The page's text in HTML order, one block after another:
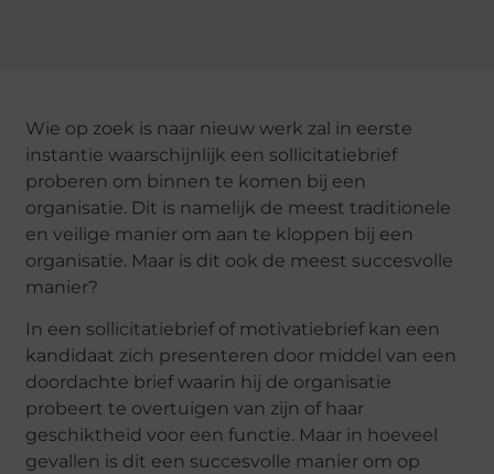
Wie op zoek is naar nieuw werk zal in eerste
instantie waarschijnlijk een sollicitatiebrief
proberen om binnen te komen bij een
organisatie. Dit is namelijk de meest traditionele
en veilige manier om aan te kloppen bij een
organisatie. Maar is dit ook de meest succesvolle
manier?
In een sollicitatiebrief of motivatiebrief kan een
kandidaat zich presenteren door middel van een
doordachte brief waarin hij de organisatie
probeert te overtuigen van zijn of haar
geschiktheid voor een functie. Maar in hoeveel
gevallen is dit een succesvolle manier om op